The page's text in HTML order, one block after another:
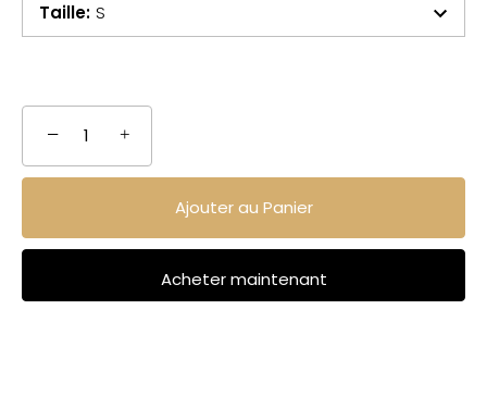
Taille: S
− +
Ajouter au Panier
Acheter maintenant